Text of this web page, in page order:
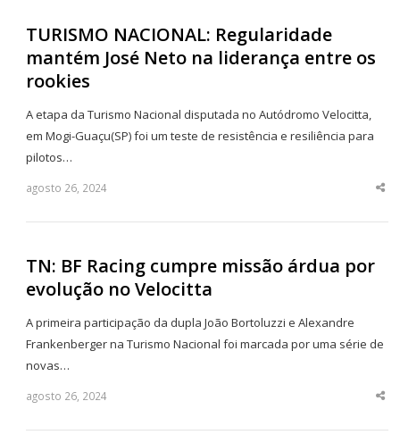
TURISMO NACIONAL: Regularidade
mantém José Neto na liderança entre os
rookies
A etapa da Turismo Nacional disputada no Autódromo Velocitta,
em Mogi-Guaçu(SP) foi um teste de resistência e resiliência para
pilotos…
agosto 26, 2024
TN: BF Racing cumpre missão árdua por
evolução no Velocitta
A primeira participação da dupla João Bortoluzzi e Alexandre
Frankenberger na Turismo Nacional foi marcada por uma série de
novas…
agosto 26, 2024